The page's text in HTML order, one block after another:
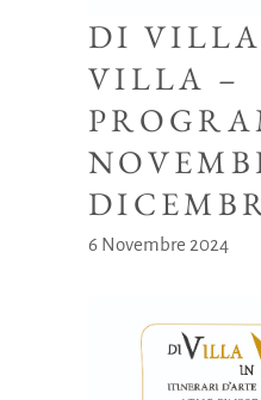
DI
VILLA –
6 Novembre 2024